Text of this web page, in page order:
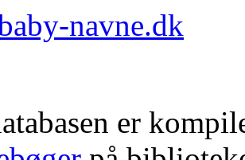
navne.dk
er